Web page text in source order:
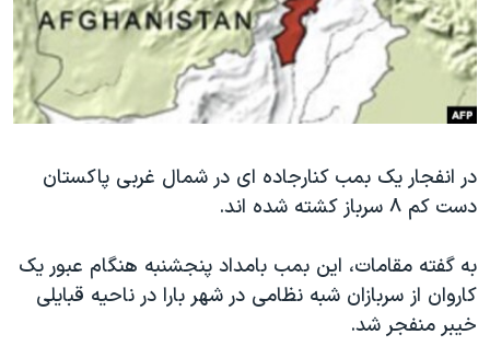
فرهنگ و زندگی
حقوق شهروندی
اسرائیل در جنگ
گالری عکس
آرشیو پخش زنده
مستندها
انتخابات ریاست جمهوری آمریکا ۲۰۲۴
حمله جمهوری اسلامی به اسرائیل
ورزش زنان در ایران
اعتراضات زن، زندگی، آزادی
مجموعه مستندهای دادخواهی
تریبونال مردمی آبان ۹۸
دادگاه حمید نوری
دنبال کنید
زبانهای مختلف
در انفجار یک بمب کنارجاده ای در شمال غربی پاکستان
دست کم ۸ سرباز کشته شده اند.
به گفته مقامات، این بمب بامداد پنجشنبه هنگام عبور یک
کاروان از سربازان شبه نظامی در شهر بارا در ناحیه قبایلی
خیبر منفجر شد.